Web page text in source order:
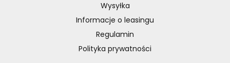
Wysyłka
Informacje o leasingu
Regulamin
Polityka prywatności